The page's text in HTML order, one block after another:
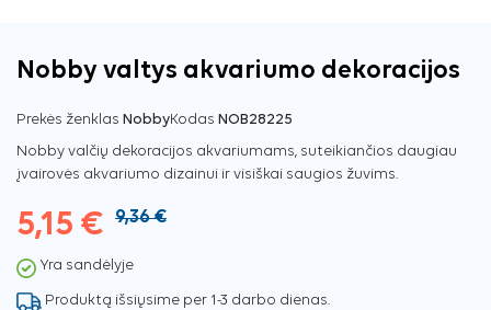
Nobby valtys akvariumo dekoracijos
Prekės ženklas NobbyKodas NOB28225
Nobby valčių dekoracijos akvariumams, suteikiančios daugiau
įvairovės akvariumo dizainui ir visiškai saugios žuvims.
5,15 € 9,36 €
Yra sandėlyje
Produktą išsiųsime per 1-3 darbo dienas.